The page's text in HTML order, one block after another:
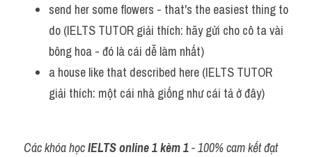
send her some flowers - that's the easiest thing to
do (IELTS TUTOR giải thích: hãy gửi cho cô ta vài
bông hoa - đó là cái dễ làm nhất)
a house like that described here (IELTS TUTOR
giải thích: một cái nhà giống như cái tả ở đây)
Các khóa học IELTS online 1 kèm 1 - 100% cam kết đạt